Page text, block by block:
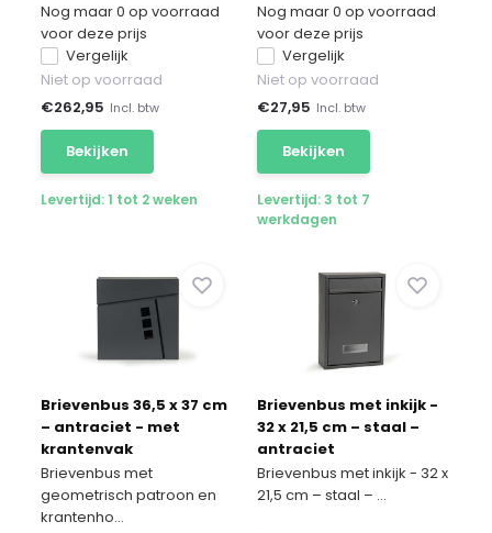
Nog maar 0 op voorraad
voor deze prijs
Vergelijk
Niet op voorraad
€262,95 Incl. btw
Bekijken
Levertijd: 1 tot 2 weken
Nog maar 0 op voorraad
voor deze prijs
Vergelijk
Niet op voorraad
€27,95 Incl. btw
Bekijken
Levertijd: 3 tot 7
werkdagen
Brievenbus 36,5 x 37 cm
– antraciet - met
krantenvak
Brievenbus met
geometrisch patroon en
krantenho...
Brievenbus met inkijk -
32 x 21,5 cm – staal –
antraciet
Brievenbus met inkijk - 32 x
21,5 cm – staal – ...